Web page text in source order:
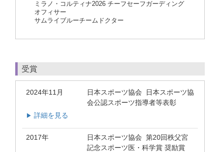
ミラノ・コルティナ2026 チーフセーフガーディング
オフィサー
サムライブルーチームドクター
受賞
2024年11月
日本スポーツ協会 日本スポーツ協
会公認スポーツ指導者等表彰
▶ 詳細を見る
2017年
日本スポーツ協会 第20回秩父宮
記念スポーツ医・科学賞 奨励賞